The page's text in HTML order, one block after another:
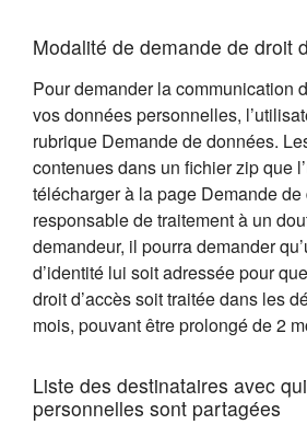
Modalité de demande de droit
Pour demander la communication
vos données personnelles,
rubrique Demande de données.
contenues dans un fichier zip que
télécharger à la page Demande
responsable de traitement à un
demandeur, il pourra demander
d’identité lui soit adressée pour
droit d’accès soit traitée dans les
mois, pouvant être prolongé de 2
Liste des destinataires avec
personnelles sont partagées